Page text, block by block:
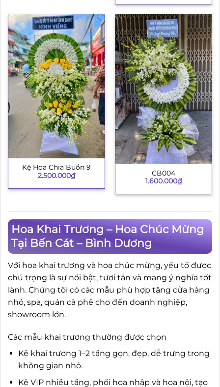
Kệ Hoa Chia Buồn 9
2.500.000₫
CB004
1.600.000₫
Hoa Khai Trương – Hoa Chúc Mừng
Tại Bến Cát – Bình Dương
Với hoa khai trương và hoa chúc mừng, yếu tố được
chú trọng là sự nổi bật, tươi tắn và mang ý nghĩa tốt
lành. Chúng tôi có các mẫu phù hợp tặng cửa hàng
nhỏ, spa, quán cà phê cho đến doanh nghiệp,
showroom lớn.
Các mẫu khai trương thường được chọn
Kệ khai trương 1–2 tầng gọn, đẹp, dễ trưng trong
không gian nhỏ.
Kệ VIP nhiều tầng, phối hoa nhập và hoa nội, tạo